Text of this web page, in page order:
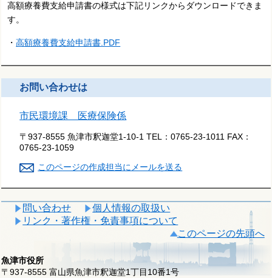
高額療養費支給申請書の様式は下記リンクからダウンロードできま
す。
・高額療養費支給申請書.PDF
お問い合わせは
市民環境課 医療保険係
〒937-8555 魚津市釈迦堂1-10-1 TEL：0765-23-1011 FAX：
0765-23-1059
このページの作成担当にメールを送る
問い合わせ
個人情報の取扱い
リンク・著作権・免責事項について
このページの先頭へ
魚津市役所
〒937-8555 富山県魚津市釈迦堂1丁目10番1号